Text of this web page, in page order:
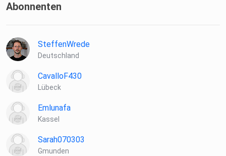
Abonnenten
SteffenWrede
Deutschland
CavalloF430
Lübeck
Emlunafa
Kassel
Sarah070303
Gmunden